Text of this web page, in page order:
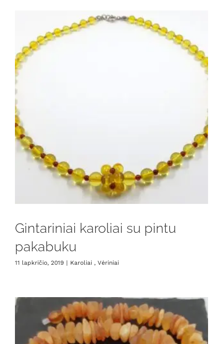
Gintariniai karoliai su pintu
pakabuku
11 lapkričio, 2019 | Karoliai , Vėriniai